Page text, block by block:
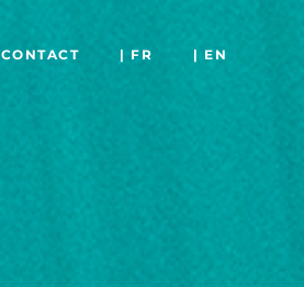
CONTACT | FR | EN